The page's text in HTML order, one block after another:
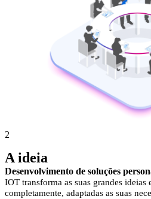
2
A ideia
Desenvolvimento de soluções
IOT transforma as suas grandes ideias
completamente, adaptadas as suas